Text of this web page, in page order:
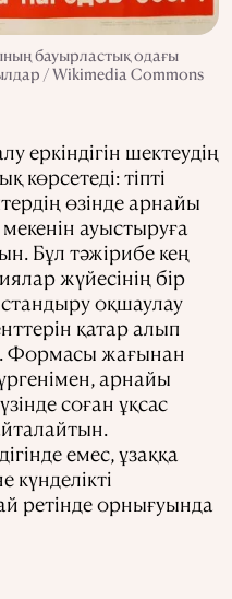
бауырластық одағы
/ Wikimedia Commons
еркіндігін шектеудің
көрсетеді: тіпті
өзінде арнайы
ауыстыруға
Бұл тәжірибе кең
жүйесінің бір
оқшаулау
қатар алып
Формасы жағынан
арнайы
соған ұқсас
емес, ұзаққа
ретінде орнығуында